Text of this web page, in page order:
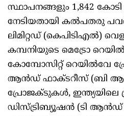
സ്ഥാപനങ്ങളും 1,842
നേടിയതായി കൽപതരു
ലിമിറ്റഡ് (കെപിടിഎൽ)
കമ്പനിയുടെ മെട്രോ
കോമ്പോസിറ്റ് റെയിൽവേ
ആൻഡ് ഫാക്ടറീസ് (ബി
പ്രോജക്ടുകൾ,
ഡിസ്ട്രിബ്യൂഷൻ (ടി ആൻഡ്